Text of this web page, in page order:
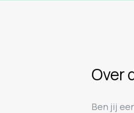
Over
Ben jij